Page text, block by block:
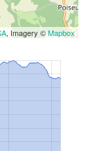
, Imagery ©Mapbox